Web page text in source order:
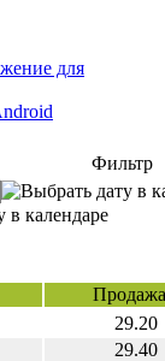
для
Фильтр
29.20
29.40